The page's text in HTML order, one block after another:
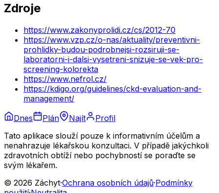
Zdroje
https://www.zakonyprolidi.cz/cs/2012-70
https://www.vzp.cz/o-nas/aktuality/preventivni-
prohlidky-budou-podrobnejsi-rozsiruji-se-
laboratorni-i-dalsi-vysetreni-snizuje-se-vek-pro-
screening-kolorekta
https://www.nefrol.cz/
https://kdigo.org/guidelines/ckd-evaluation-and-
management/
Dnes
Plán Najít
Profil
Tato aplikace slouží pouze k informativním účelům a
nenahrazuje lékařskou konzultaci. V případě jakýchkoli
zdravotních obtíží nebo pochybností se poraďte se
svým lékařem.
© 2026 Záchyt·Ochrana osobních údajů·Podmínky